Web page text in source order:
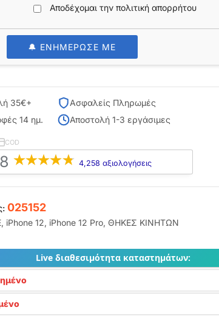
Αποδέχομαι την πολιτική απορρήτου
🔔 ΕΝΗΜΕΡΩΣΕ ΜΕ
35€+
Ασφαλείς Πληρωμές
14 ημ.
Αποστολή 1-3 εργάσιμες
COD
4,258 αξιολογήσεις
025152
, iPhone 12, iPhone 12 Pro, ΘΗΚΕΣ ΚΙΝΗΤΩΝ
Live διαθεσιμότητα καταστημάτων: